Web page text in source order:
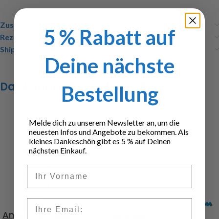
Zusätzliche Informationen
Rezensionen (0)
Shipping & Delivery
Das könnte dir auch gefallen …
Angel Eyes blau,
5 % Rabatt auf
Deine nächste
Bestellung
Melde dich zu unserem Newsletter an, um die
neuesten Infos und Angebote zu bekommen. Als
kleines Dankeschön gibt es 5 % auf Deinen
nächsten Einkauf.